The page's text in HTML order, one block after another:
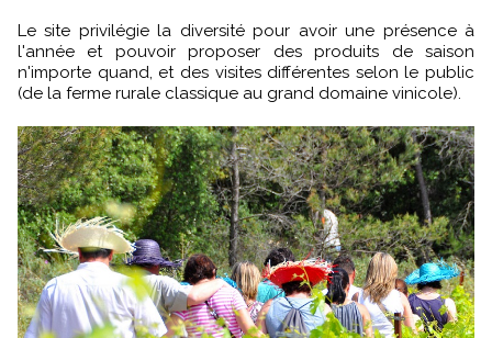
Le site privilégie la diversité pour avoir une présence à
l'année et pouvoir proposer des produits de saison
n'importe quand, et des visites différentes selon le public
(de la ferme rurale classique au grand domaine vinicole).